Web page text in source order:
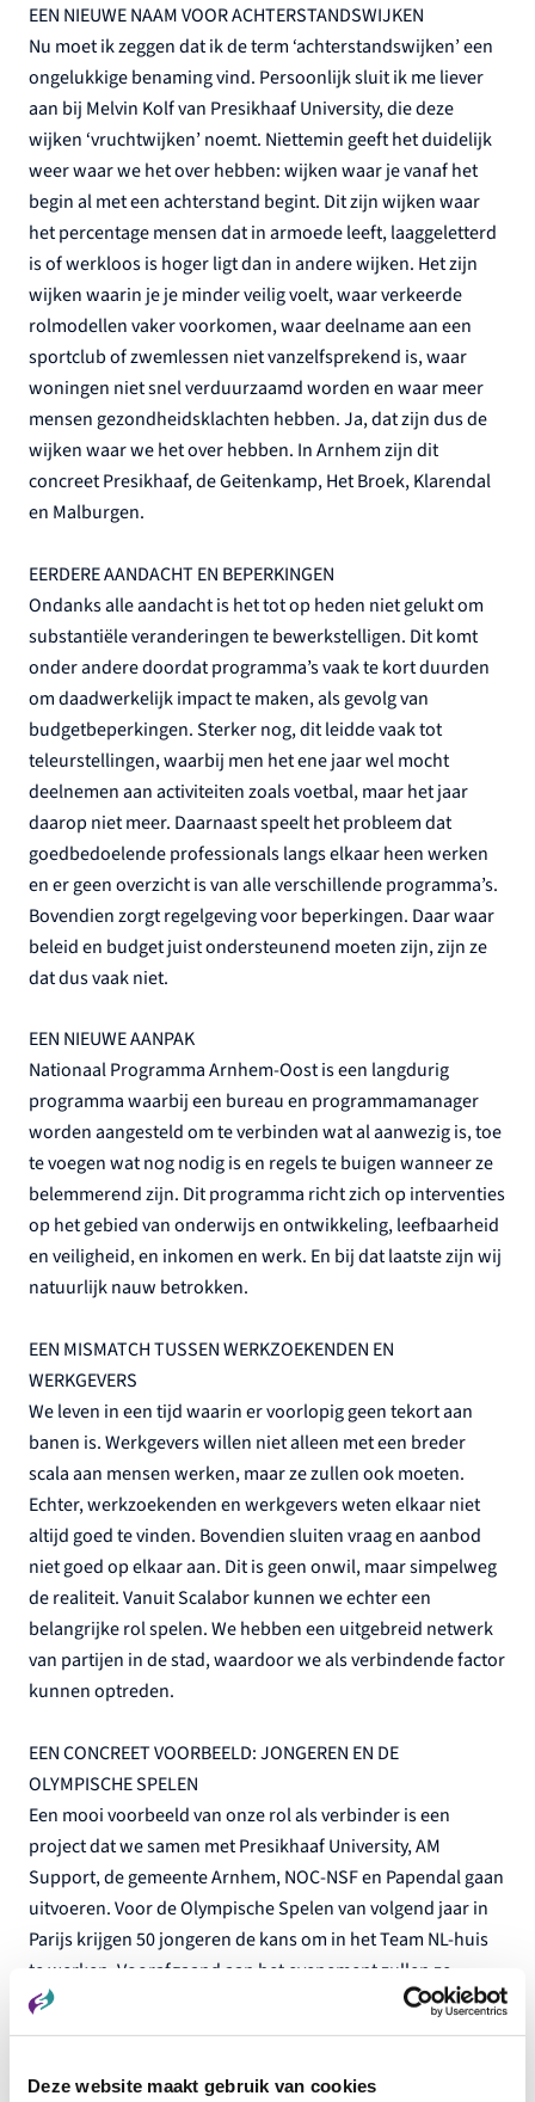
Deze website maakt gebruik van cookies
EEN NIEUWE NAAM VOOR ACHTERSTANDSWIJKEN
Nu moet ik zeggen dat ik de term ‘achterstandswijken’ een
ongelukkige benaming vind. Persoonlijk sluit ik me liever
aan bij Melvin Kolf van Presikhaaf University, die deze
wijken ‘vruchtwijken’ noemt. Niettemin geeft het duidelijk
weer waar we het over hebben: wijken waar je vanaf het
begin al met een achterstand begint. Dit zijn wijken waar
het percentage mensen dat in armoede leeft, laaggeletterd
is of werkloos is hoger ligt dan in andere wijken. Het zijn
wijken waarin je je minder veilig voelt, waar verkeerde
rolmodellen vaker voorkomen, waar deelname aan een
sportclub of zwemlessen niet vanzelfsprekend is, waar
woningen niet snel verduurzaamd worden en waar meer
mensen gezondheidsklachten hebben. Ja, dat zijn dus de
wijken waar we het over hebben. In Arnhem zijn dit
concreet Presikhaaf, de Geitenkamp, Het Broek, Klarendal
en Malburgen.
EERDERE AANDACHT EN BEPERKINGEN
Ondanks alle aandacht is het tot op heden niet gelukt om
substantiële veranderingen te bewerkstelligen. Dit komt
onder andere doordat programma’s vaak te kort duurden
om daadwerkelijk impact te maken, als gevolg van
budgetbeperkingen. Sterker nog, dit leidde vaak tot
teleurstellingen, waarbij men het ene jaar wel mocht
deelnemen aan activiteiten zoals voetbal, maar het jaar
daarop niet meer. Daarnaast speelt het probleem dat
goedbedoelende professionals langs elkaar heen werken
en er geen overzicht is van alle verschillende programma’s.
Bovendien zorgt regelgeving voor beperkingen. Daar waar
beleid en budget juist ondersteunend moeten zijn, zijn ze
dat dus vaak niet.
EEN NIEUWE AANPAK
Nationaal Programma Arnhem-Oost is een langdurig
programma waarbij een bureau en programmamanager
worden aangesteld om te verbinden wat al aanwezig is, toe
te voegen wat nog nodig is en regels te buigen wanneer ze
belemmerend zijn. Dit programma richt zich op interventies
op het gebied van onderwijs en ontwikkeling, leefbaarheid
en veiligheid, en inkomen en werk. En bij dat laatste zijn wij
natuurlijk nauw betrokken.
EEN MISMATCH TUSSEN WERKZOEKENDEN EN
WERKGEVERS
We leven in een tijd waarin er voorlopig geen tekort aan
banen is. Werkgevers willen niet alleen met een breder
scala aan mensen werken, maar ze zullen ook moeten.
Echter, werkzoekenden en werkgevers weten elkaar niet
altijd goed te vinden. Bovendien sluiten vraag en aanbod
niet goed op elkaar aan. Dit is geen onwil, maar simpelweg
de realiteit. Vanuit Scalabor kunnen we echter een
belangrijke rol spelen. We hebben een uitgebreid netwerk
van partijen in de stad, waardoor we als verbindende factor
kunnen optreden.
EEN CONCREET VOORBEELD: JONGEREN EN DE
OLYMPISCHE SPELEN
Een mooi voorbeeld van onze rol als verbinder is een
project dat we samen met Presikhaaf University, AM
Support, de gemeente Arnhem, NOC-NSF en Papendal gaan
uitvoeren. Voor de Olympische Spelen van volgend jaar in
Parijs krijgen 50 jongeren de kans om in het Team NL-huis
te werken. Voorafgaand aan het evenement zullen ze
verschillende hospitalitycursussen volgen, en na afloop
zullen we hen helpen bij het vinden van vervolgopleidingen
die deze kans nooit eerder hebben gekregen,